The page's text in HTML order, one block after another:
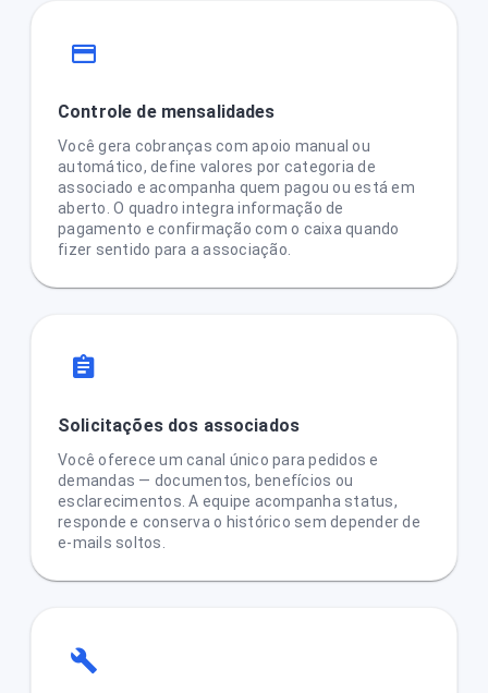
Controle de mensalidades
Você gera cobranças com apoio manual ou
automático, define valores por categoria de
associado e acompanha quem pagou ou está em
aberto. O quadro integra informação de
pagamento e confirmação com o caixa quando
fizer sentido para a associação.
Solicitações dos associados
Você oferece um canal único para pedidos e
demandas — documentos, benefícios ou
esclarecimentos. A equipe acompanha status,
responde e conserva o histórico sem depender de
e-mails soltos.